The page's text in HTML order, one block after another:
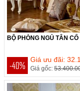
BỘ PHÒNG NGỦ TÂN
-40% Giá ưu đãi:
Giá gốc: